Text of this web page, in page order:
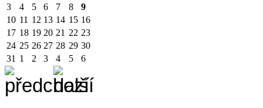
3
4 5 6 7 8
9
10 11 12 13 14 15 16
17 18 19 20 21 22 23
24 25 26 27 28 29 30
31 1 2 3 4 5 6